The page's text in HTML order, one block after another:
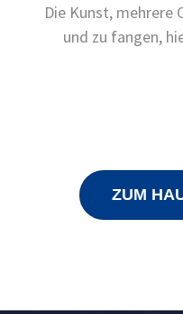
Die Kunst, mehrere
und zu fangen,
ZUM